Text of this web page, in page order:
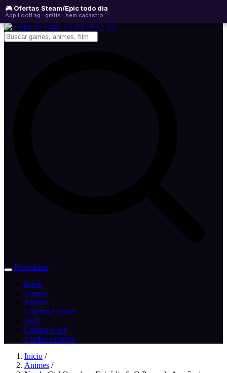
🎮 Ofertas Steam/Epic todo dia
App LootLag · grátis · sem cadastro
sexta-feira, 07 de agosto de 2026
Newsletter
CULPA DO LAG
Newsletter
Inicio
Games
Animes
Cinema e Series
Tech
Cultura Geek
// todos os posts
Inicio /
Animes /